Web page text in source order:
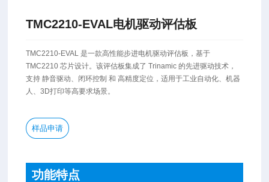
TMC2210-EVAL电机驱动评估板
TMC2210-EVAL 是一款高性能步进电机驱动评估板，基于
TMC2210 芯片设计。该评估板集成了 Trinamic 的先进驱动技术，
支持 静音驱动、闭环控制 和 高精度定位，适用于工业自动化、机器
人、3D打印等高要求场景。 ​
样品申请
功能特点